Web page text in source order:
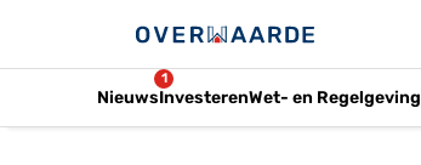
Nieuws
1
InvesterenWet- en Regelgeving